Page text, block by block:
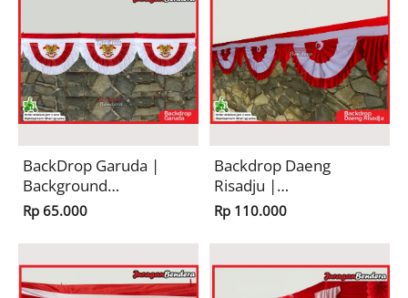
BackDrop Garuda |
Background
Risplang Merah
Putih Panjang
Dekorasi
Kemerdekaan HUT
RI
Rp 65.000
Backdrop Daeng
Risadju |
Background
Risplang Merah
Putih Panjang
Dekorasi
Kemerdekaan HUT
Rp 110.000